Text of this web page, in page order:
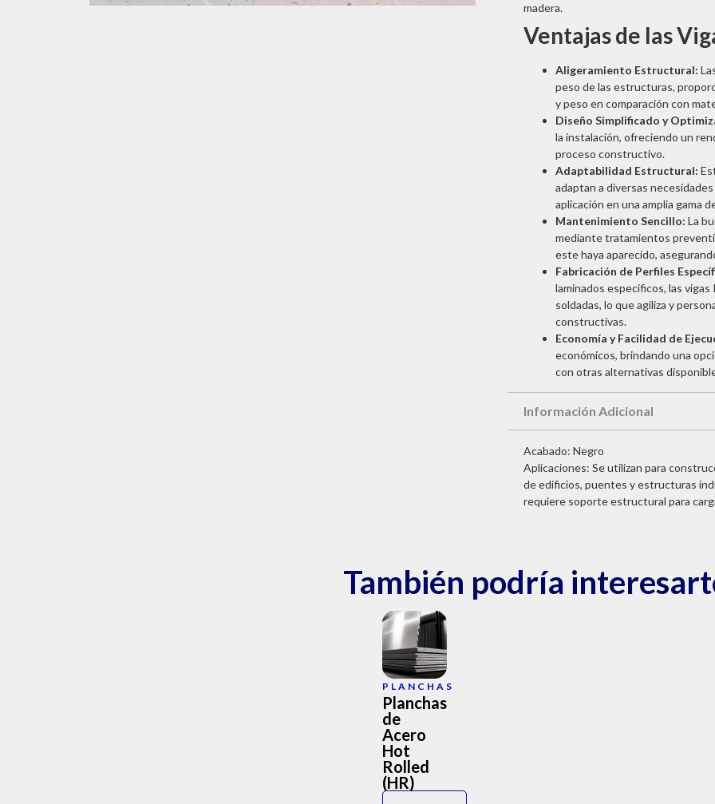
madera.
Ventajas de las
Aligeramiento Estructural:
peso de las estructuras,
y peso en comparación con
Diseño Simplificado y
la instalación, ofreciendo un
proceso constructivo.
Adaptabilidad Estructural:
adaptan a diversas
aplicación en una amplia gama
Mantenimiento Sencillo: La
mediante tratamientos
este haya aparecido,
Fabricación de Perfiles
laminados específicos, las
soldadas, lo que agiliza y
constructivas.
Economía y Facilidad de
económicos, brindando una
con otras alternativas
Información Adicional
Acabado: Negro
Aplicaciones: Se utilizan para
de edificios, puentes y estructuras
requiere soporte estructural para
También podría
PLANCHAS
Planchas
de
Acero
Hot
Rolled
(HR)